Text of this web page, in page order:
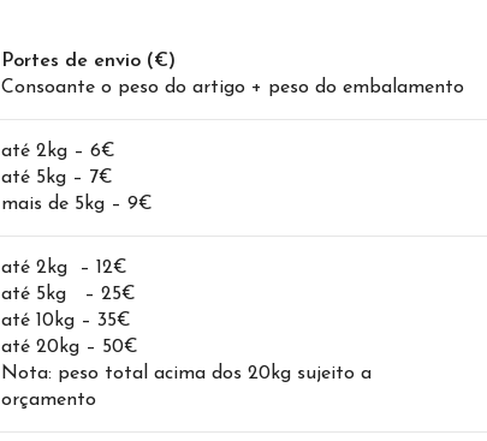
Portes de envio (€)
Consoante o peso do artigo + peso do embalamento
até 2kg – 6€
até 5kg – 7€
mais de 5kg – 9€
até 2kg – 12€
até 5kg – 25€
até 10kg – 35€
até 20kg – 50€
Nota: peso total acima dos 20kg sujeito a
orçamento